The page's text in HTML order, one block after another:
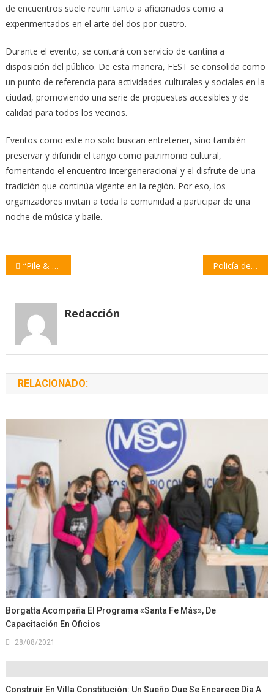
de encuentros suele reunir tanto a aficionados como a
experimentados en el arte del dos por cuatro.
Durante el evento, se contará con servicio de cantina a
disposición del público. De esta manera, FEST se consolida como
un punto de referencia para actividades culturales y sociales en la
ciudad, promoviendo una serie de propuestas accesibles y de
calidad para todos los vecinos.
Eventos como este no solo buscan entretener, sino también
preservar y difundir el tango como patrimonio cultural,
fomentando el encuentro intergeneracional y el disfrute de una
tradición que continúa vigente en la región. Por eso, los
organizadores invitan a toda la comunidad a participar de una
noche de música y baile.
Navegación
entradas
“Pile & Rock” este domingo en el Club Argentino de Rosario, con un tributo a Los Redondos Policía de Acción Táctica secuestra un arma de fuego tras un operativo en barrio Las Palmeras
Redacción
RELACIONADO:
Borgatta Acompaña El Programa «Santa Fe Más», De
Capacitación En Oficios
28/08/2021
Construir En Villa Constitución: Un Sueño Que Se Encarece Día A